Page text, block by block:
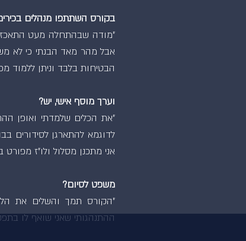
בקורס השתתפו מנהלים
"מודה שבהתחלה מעט
אבל מהר מאד הבנתי כי לא
הבטיחות בלבד וניתן ללמוד
וערך מוסף אישי, יש?
"את הכלים שלמדתי ואופן
לדוגמא להתארגן לסידורים
אני מתכנן מסלול ולו"ז
משפט לסיום?
"הקורס תמך והשלים את
ההתנהגותי שאני שואף לו